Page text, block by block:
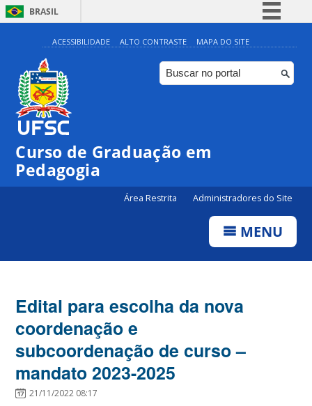
BRASIL
Simplifique!
Comunica BR
Participe
Canais
ACESSIBILIDADE ALTO CONTRASTE MAPA DO SITE
Curso de Graduação em
Pedagogia
Área Restrita Administradores do Site
MENU
Edital para escolha da nova
coordenação e
subcoordenação de curso –
mandato 2023-2025
21/11/2022 08:17